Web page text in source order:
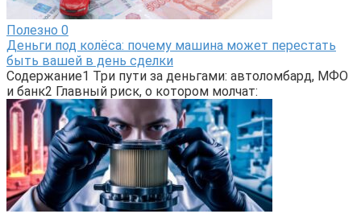
Полезно 0
Деньги под колёса: почему машина может перестать
быть вашей в день сделки
Содержание1 Три пути за деньгами: автоломбард, МФО
и банк2 Главный риск, о котором молчат: